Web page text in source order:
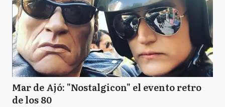
Mar de Ajó: "Nostalgicon" el evento retro
de los 80